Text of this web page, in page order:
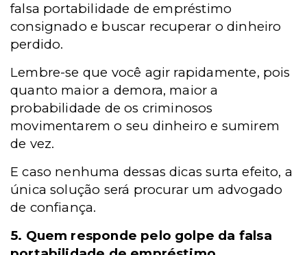
falsa portabilidade de empréstimo
consignado e buscar recuperar o dinheiro
perdido.
Lembre-se que você agir rapidamente, pois
quanto maior a demora, maior a
probabilidade de os criminosos
movimentarem o seu dinheiro e sumirem
de vez.
E caso nenhuma dessas dicas surta efeito, a
única solução será procurar um advogado
de confiança.
5. Quem responde pelo golpe da falsa